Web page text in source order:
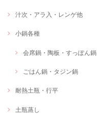
汁次・アラ入・レンゲ他
小鍋各種
会席鍋・陶板・すっぽん鍋
ごはん鍋・タジン鍋
耐熱土瓶・行平
土瓶蒸し